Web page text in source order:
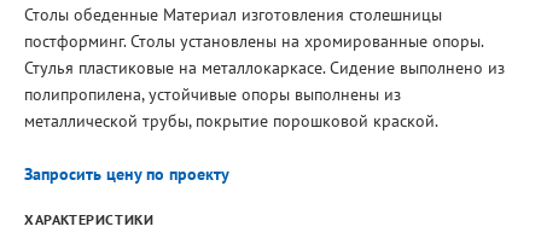
Столы обеденные Материал изготовления столешницы
постформинг. Столы установлены на хромированные опоры.
Стулья пластиковые на металлокаркасе. Сидение выполнено из
полипропилена, устойчивые опоры выполнены из
металлической трубы, покрытие порошковой краской.
Запросить цену по проекту
ХАРАКТЕРИСТИКИ